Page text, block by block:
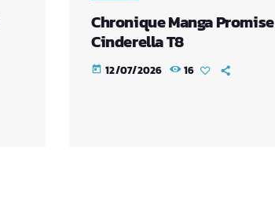
Chronique Manga Promise
Cinderella T8
today 12/07/2026 16